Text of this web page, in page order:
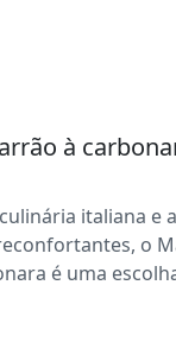
à
italiana e
o
é uma